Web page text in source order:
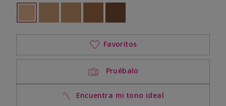
seleccionado
Out of stock
Pruébalo
Encuentra mi tono ideal
Favoritos